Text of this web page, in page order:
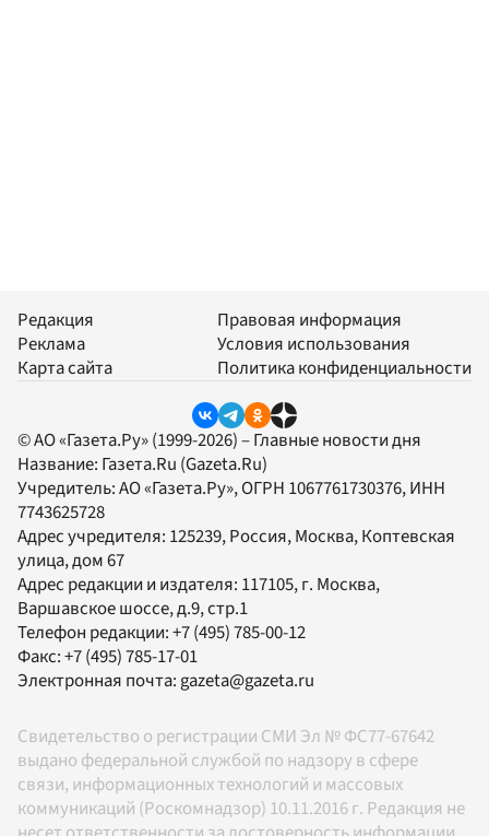
Редакция
Реклама
Карта сайта
Правовая информация
Условия использования
Политика конфиденциальности
© АО «Газета.Ру» (1999-2026) – Главные новости дня
Название: Газета.Ru (Gazeta.Ru)
Учредитель:АО «Газета.Ру», ОГРН 1067761730376, ИНН
7743625728
Адрес учредителя: 125239, Россия, Москва, Коптевская
улица, дом 67
Адрес редакции и издателя: 117105, г. Москва,
Варшавское шоссе, д.9, стр.1
Телефон редакции:+7 (495) 785-00-12
Факс:+7 (495) 785-17-01
Электронная почта:gazeta@gazeta.ru
Свидетельство о регистрации СМИ Эл № ФС77-67642
выдано федеральной службой по надзору в сфере
связи, информационных технологий и массовых
коммуникаций (Роскомнадзор) 10.11.2016 г. Редакция не